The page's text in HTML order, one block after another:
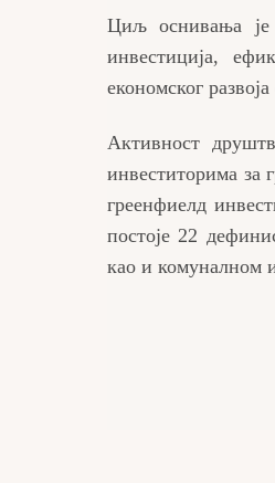
Циљ оснивања је
инвестиција,
економског
Активност
инвеститорима за
греенфиелд
постоје 22
као и комуналном